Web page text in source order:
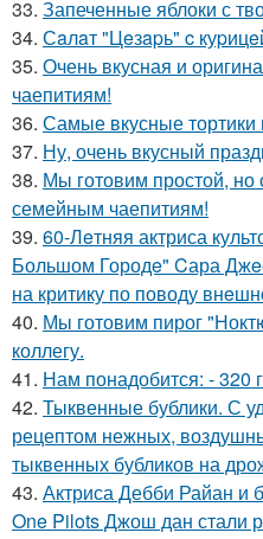
33. Запеченные яблоки с
34. Сaлaт "Цeзapь" c
35. Очень вкусная и
чаепитиям!
36. Самые вкусные тортики
37. Ну, очень вкусный
38. Мы готовим простой, но
семейным чаепитиям!
39. 60-Лeтняя актриса
Большом Городe" Cара
на критику по поводу
40. Мы готовим пирог
коллегу.
41. Нам понадобится: - 320
42. Тыквенные бублики. С
рецептом нежных,
тыквенных бубликов на
43. Актриса Дебби Райан и
One Pilots Джош дан стали